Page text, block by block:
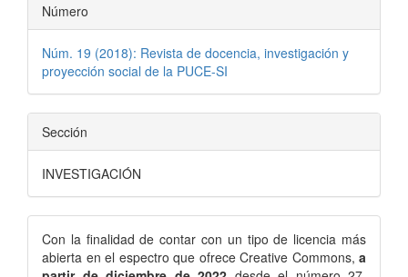
Número
Núm. 19 (2018): Revista de docencia, investigación y
proyección social de la PUCE-SI
Sección
INVESTIGACIÓN
Con la finalidad de contar con un tipo de licencia más
abierta en el espectro que ofrece Creative Commons, a